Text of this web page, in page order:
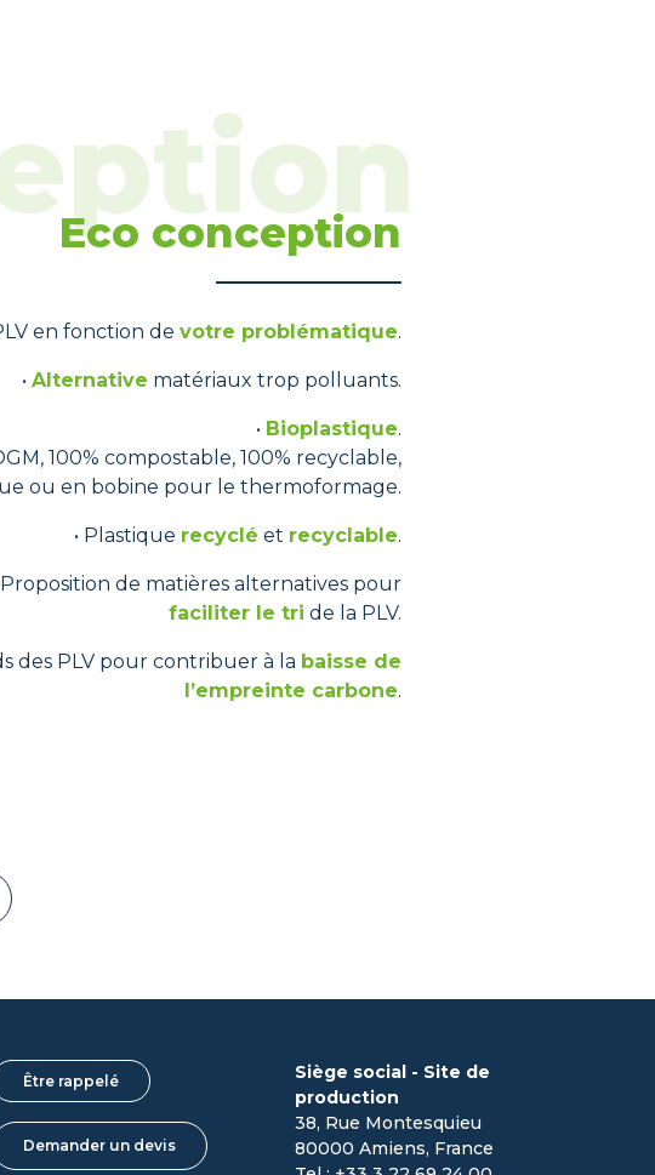
Eco conception
en fonction de votre problématique.
• Alternative matériaux trop polluants.
• Bioplastique.
100% compostable, 100% recyclable,
ou en bobine pour le thermoformage.
• Plastique recyclé et recyclable.
Proposition de matières alternatives pour
faciliter le tri de la PLV.
des PLV pour contribuer à la baisse de
l’empreinte carbone.
Être rappelé
Demander un devis
Siège social - Site de
production
38, Rue Montesquieu
80000 Amiens, France